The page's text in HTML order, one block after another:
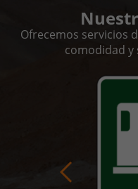
Ofrecemos servicios
comodidad y